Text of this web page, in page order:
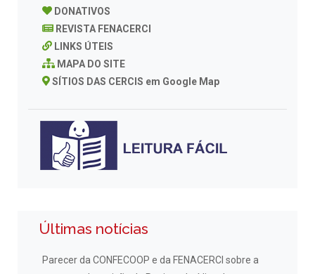
DONATIVOS
REVISTA FENACERCI
LINKS ÚTEIS
MAPA DO SITE
SÍTIOS DAS CERCIS em Google Map
Últimas notícias
Parecer da CONFECOOP e da FENACERCI sobre a